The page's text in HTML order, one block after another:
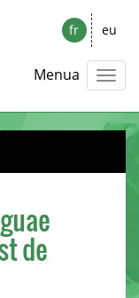
fr eu
Menua
de